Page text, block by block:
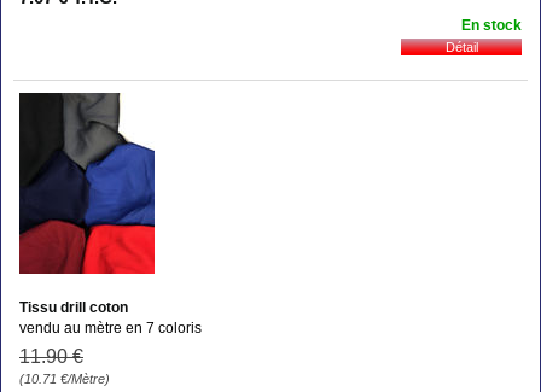
En stock
Tissu drill coton
vendu au mètre en 7 coloris
11.90 €
(10.71 €/Mètre)